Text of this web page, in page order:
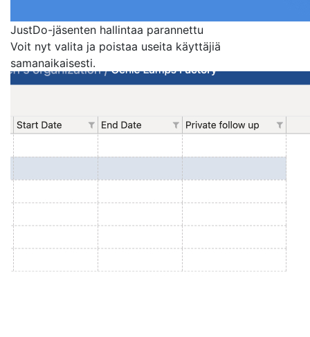
JustDo-jäsenten hallintaa parannettu
Voit nyt valita ja poistaa useita käyttäjiä
samanaikaisesti.